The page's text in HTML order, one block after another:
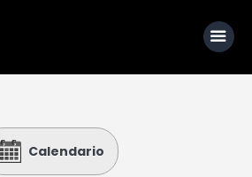
Calendario